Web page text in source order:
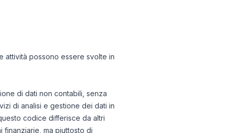
attività possono essere svolte in
di dati non contabili, senza
di analisi e gestione dei dati in
codice differisce da altri
finanziarie, ma piuttosto di